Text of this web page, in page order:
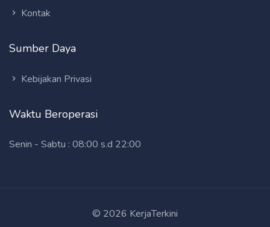
Kontak
Sumber Daya
Kebijakan Privasi
Waktu Beroperasi
Senin - Sabtu : 08:00 s.d 22:00
© 2026 KerjaTerkini